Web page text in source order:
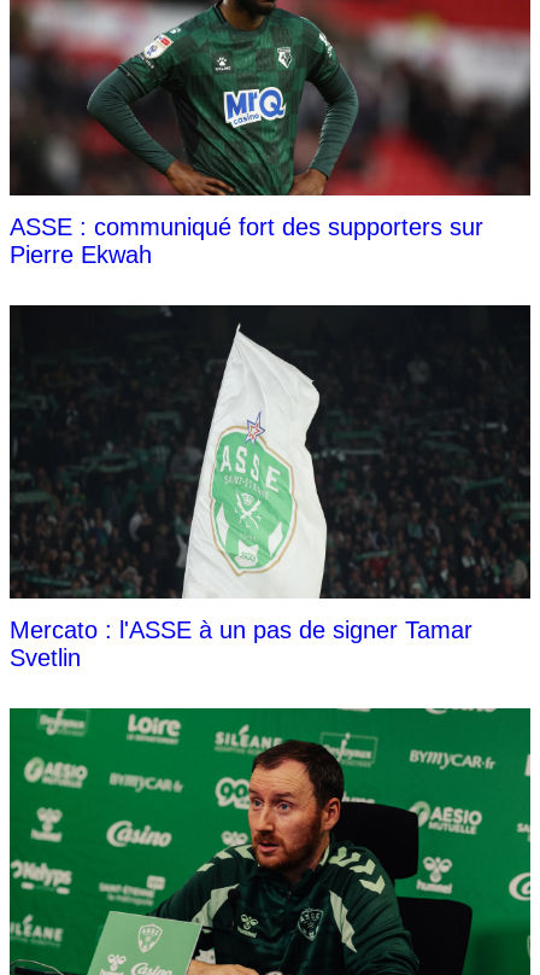
ASSE : communiqué fort des supporters sur
Pierre Ekwah
Mercato : l'ASSE à un pas de signer Tamar
Svetlin